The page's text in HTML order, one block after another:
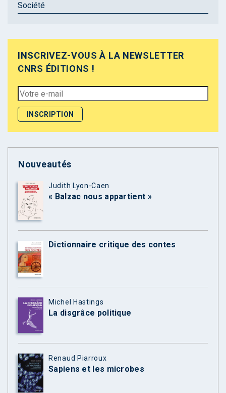
Société
INSCRIVEZ-VOUS À LA NEWSLETTER
CNRS ÉDITIONS !
Nouveautés
Judith Lyon-Caen
« Balzac nous appartient »
Dictionnaire critique des contes
Michel Hastings
La disgrâce politique
Renaud Piarroux
Sapiens et les microbes